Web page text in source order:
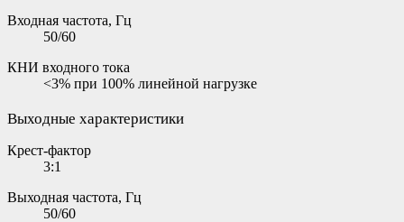
Входная частота, Гц
50/60
КНИ входного тока
<3% при 100% линейной нагрузке
Выходные характеристики
Крест-фактор
3:1
Выходная частота, Гц
50/60